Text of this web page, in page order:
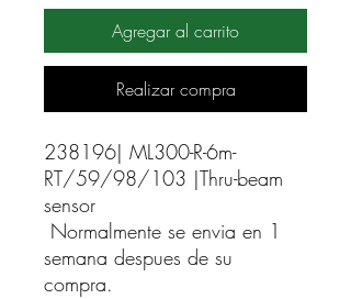
Agregar al carrito
Realizar compra
238196| ML300-R-6m-
RT/59/98/103 |Thru-beam
sensor
Normalmente se envia en 1
semana despues de su
compra.